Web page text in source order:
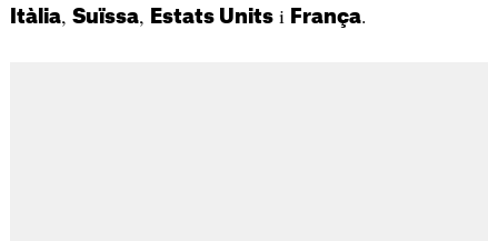
Itàlia, Suïssa, Estats Unitsi França.